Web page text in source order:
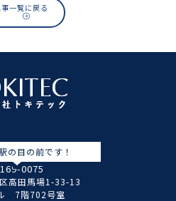
一覧に戻る
の目の前です！
0075
高田馬場1-33-13
7階702号室